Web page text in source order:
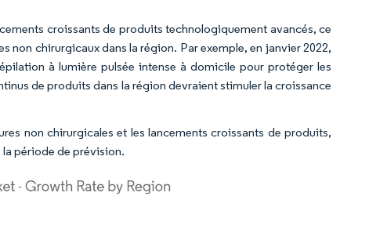
croissants de produits technologiquement avancés, ce
chirurgicaux dans la région. Par exemple, en janvier 2022,
à lumière pulsée intense à domicile pour protéger les
de produits dans la région devraient stimuler la croissance
non chirurgicales et les lancements croissants de produits,
période de prévision.